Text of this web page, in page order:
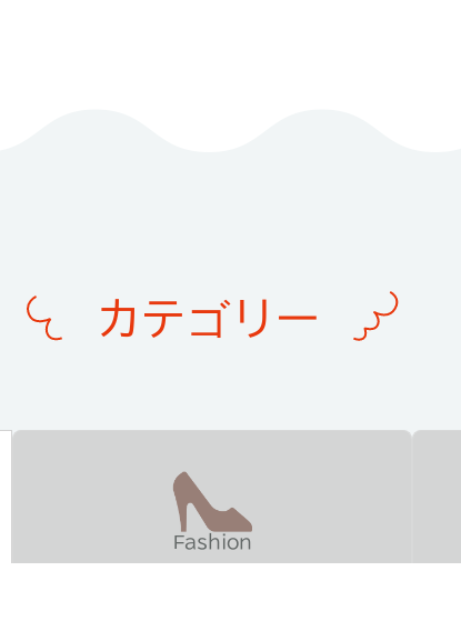
カテゴリー
Fashion